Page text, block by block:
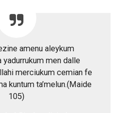
amenu aleykum
yadurrukum men dalle
merciukum cemian fe
kuntum ta’melun.(Maide
105)